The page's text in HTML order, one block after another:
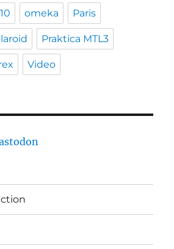
omeka Paris
Praktica MTL3
Video